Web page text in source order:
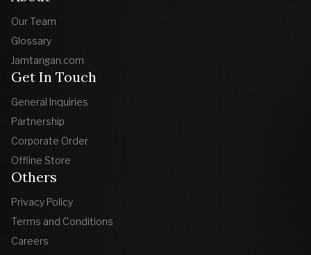
Our Team
Glossary
Jamtangan.com
Get In Touch
General Inquiries
Partnership
Corporate Order
Offline Store
Others
Privacy Policy
Terms and Conditions
Careers